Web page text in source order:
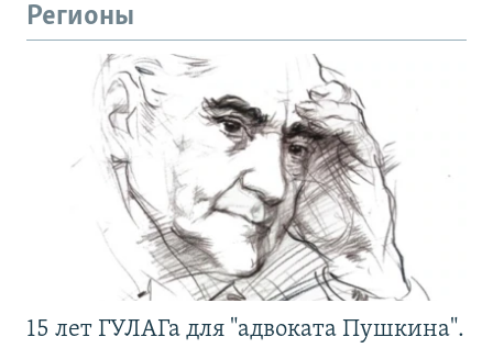
Регионы
15 лет ГУЛАГа для "адвоката Пушкина".